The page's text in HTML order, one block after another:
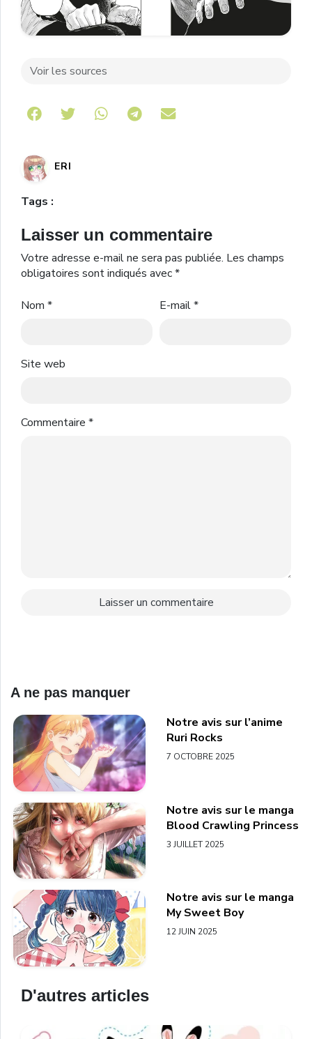
Voir les sources
Share on Telegram
ERI
Tags :
Laisser un commentaire
Votre adresse e-mail ne sera pas publiée. Les champs
obligatoires sont indiqués avec*
Nom * E-mail*
Site web
Commentaire *
A ne pas manquer
Notre avis sur l’anime
Ruri Rocks
7 OCTOBRE 2025
Notre avis sur le manga
Blood Crawling Princess
3 JUILLET 2025
Notre avis sur le manga
My Sweet Boy
12 JUIN 2025
D'autres articles